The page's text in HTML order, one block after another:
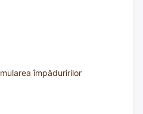
împăduririlor